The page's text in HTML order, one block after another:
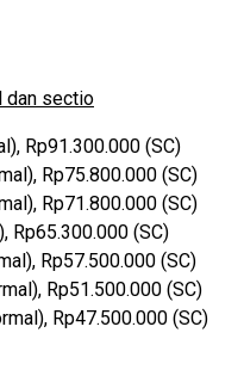
dan sectio
Rp91.300.000 (SC)
Rp75.800.000 (SC)
Rp71.800.000 (SC)
Rp65.300.000 (SC)
Rp57.500.000 (SC)
Rp51.500.000 (SC)
Rp47.500.000 (SC)